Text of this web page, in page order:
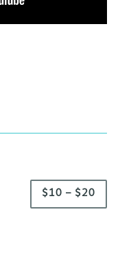
$10 – $20